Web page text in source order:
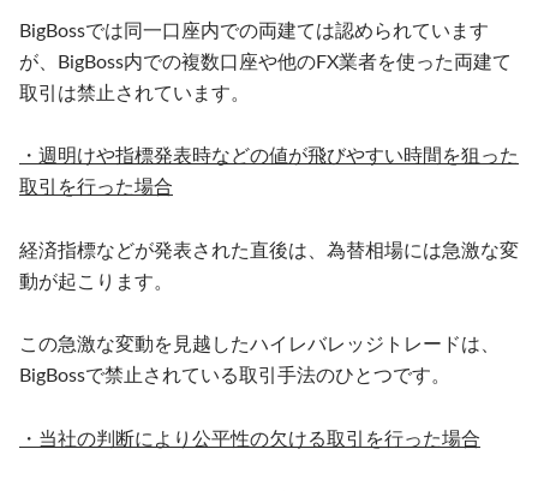
BigBossでは同一口座内での両建ては認められています
が、BigBoss内での複数口座や他のFX業者を使った両建て
取引は禁止されています。
・週明けや指標発表時などの値が飛びやすい時間を狙った
取引を行った場合
経済指標などが発表された直後は、為替相場には急激な変
動が起こります。
この急激な変動を見越したハイレバレッジトレードは、
BigBossで禁止されている取引手法のひとつです。
・当社の判断により公平性の欠ける取引を行った場合